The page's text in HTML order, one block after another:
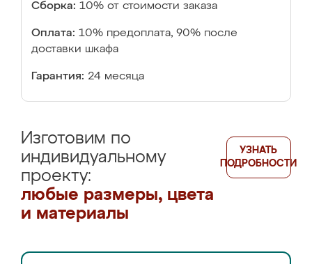
Сборка: 10% от стоимости заказа
Оплата: 10% предоплата, 90% после
доставки шкафа
Гарантия: 24 месяца
Изготовим по
индивидуальному
проекту:
любые размеры, цвета
и материалы
УЗНАТЬ
ПОДРОБНОСТИ